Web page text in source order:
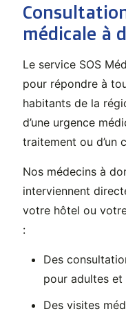
médicale à
Le service SOS
pour répondre à
habitants de la
d’une urgence
traitement ou d’un
Nos médecins à
interviennent
votre hôtel ou
:
Des
pour adultes et
Des visites